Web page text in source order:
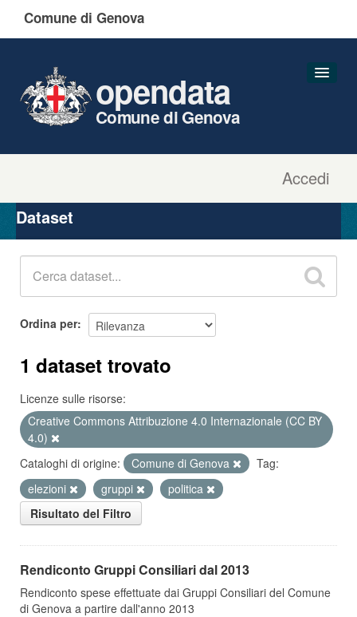
Comune di Genova
Accedi
opendata
Comune di Genova
Organizzazioni
Gruppi
Dataset
Ordina per
1 dataset trovato
Licenze sulle risorse:
Creative Commons Attribuzione 4.0 Internazionale (CC BY
4.0)
Cataloghi di origine:
Comune di Genova
Tag:
elezioni
gruppi
politica
Risultato del Filtro
Rendiconto Gruppi Consiliari dal 2013
Rendiconto spese effettuate dai Gruppi Consiliari del Comune
di Genova a partire dall'anno 2013